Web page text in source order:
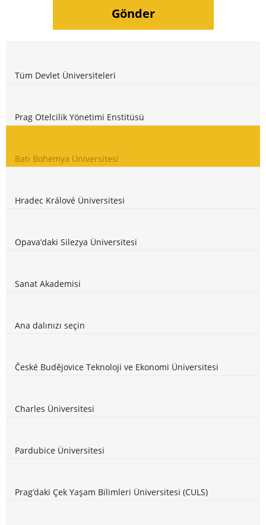
Tüm Devlet Üniversiteleri
Prag Otelcilik Yönetimi Enstitüsü
Batı Bohemya Üniversitesi
Hradec Králové Üniversitesi
Opava’daki Silezya Üniversitesi
Sanat Akademisi
Ana dalınızı seçin
České Budějovice Teknoloji ve Ekonomi Üniversitesi
Charles Üniversitesi
Pardubice Üniversitesi
Prag’daki Çek Yaşam Bilimleri Üniversitesi (CULS)